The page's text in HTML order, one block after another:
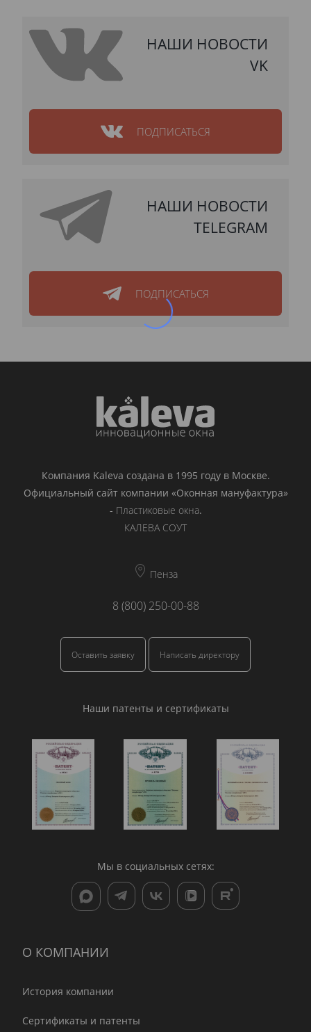
НАШИ НОВОСТИ
VK
ПОДПИСАТЬСЯ
НАШИ НОВОСТИ
TELEGRAM
ПОДПИСАТЬСЯ
Компания Kaleva создана в 1995 году в Москве.
Официальный сайт компании «Оконная мануфактура»
- Пластиковые окна.
КАЛЕВА СОУТ
Пенза
8 (800) 250-00-88
Оставить заявку Написать директору
Наши патенты и сертификаты
Мы в социальных сетях:
О КОМПАНИИ
История компании
Сертификаты и патенты